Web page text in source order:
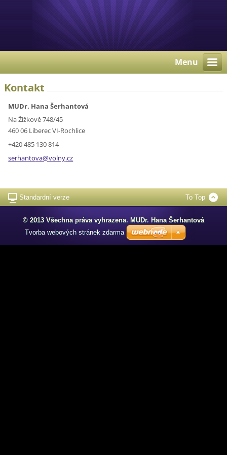
Menu
Kontakt
MUDr. Hana Šerhantová
Na Žižkově 748/45
460 06 Liberec VI-Rochlice
+420 485 130 814
serhantova@volny.cz
Standardní verze To Top
© 2013 Všechna práva vyhrazena. MUDr. Hana Šerhantová
Tvorba webových stránek zdarma